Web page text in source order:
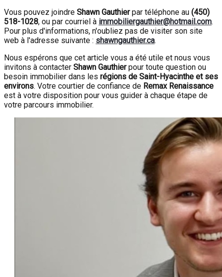
Vous pouvez joindre Shawn Gauthierpar téléphone au (450)
518-1028, ou par courriel à immobiliergauthier@hotmail.com.
Pour plus d'informations, n'oubliez pas de visiter son site
web à l'adresse suivante : shawngauthier.ca.
Nous espérons que cet article vous a été utile et nous vous
invitons à contacter Shawn Gauthierpour toute question ou
besoin immobilier dans les régions de Saint-Hyacinthe et ses
environs. Votre courtier de confiance de Remax Renaissance
est à votre disposition pour vous guider à chaque étape de
votre parcours immobilier.